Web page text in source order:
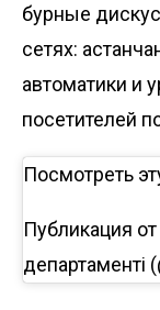
бурные
сетях:
автоматики и
посетителей
Посмотреть
Публикация
департаменті